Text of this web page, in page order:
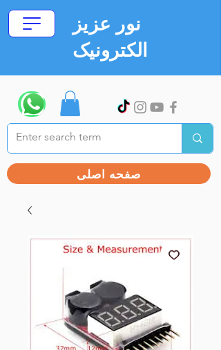
نور عزیز
الکترونیک
صفحه اصلی